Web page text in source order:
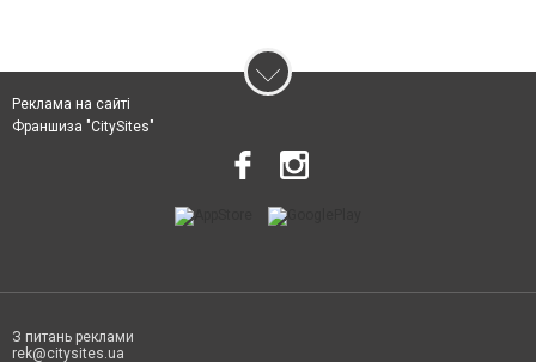
Реклама на сайті
Франшиза "CitySites"
З питань реклами
rek@citysites.ua